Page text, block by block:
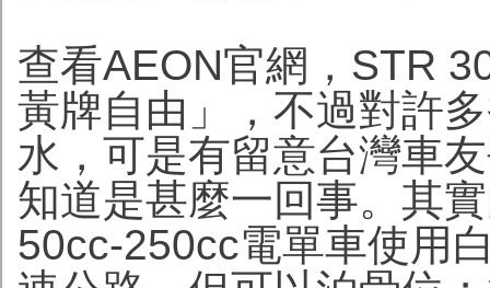
查看AEON官網，STR
黃牌自由」，不過對許
水，可是有留意台灣車
知道是甚麼一回事。其
50cc-250cc電單車使用